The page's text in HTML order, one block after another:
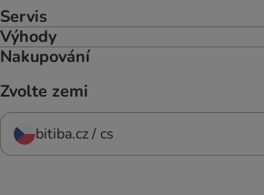
Servis
Výhody
Nakupování
Zvolte zemi
bitiba.cz / cs